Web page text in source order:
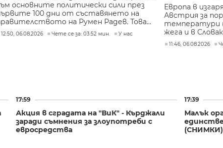
основните политически сили през
100 дни от съставянето на
на Румен Радев. Това...
12:50, 06.08.2026 Чете се за: 03:52 мин. У нас
Европа в
Австрия за
температури
жега и в
11:46, 06.08.2026
17:59
Акция в сградата на "ВиК" - Кърджали
заради съмнения за злоупотреби с
евросредства
17:39
Малък
(СНИМКИ)